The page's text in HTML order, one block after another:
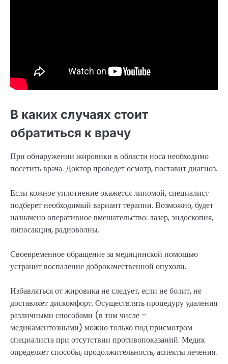
В каких случаях стоит
обратиться к врачу
При обнаружении жировики в области носа необходимо
посетить врача. Доктор проведет осмотр, поставит диагноз.
Если кожное уплотнение окажется липомой, специалист
подберет необходимый вариант терапии. Возможно, будет
назначено оперативное вмешательство: лазер, эндоскопия,
липосакция, радиоволны.
Своевременное обращение за медицинской помощью
устранит воспаление доброкачественной опухоли.
Избавляться от жировика не следует, если не болит, не
доставляет дискомфорт. Осуществлять процедуру удаления
различными способами (в том числе –
медикаментозными) можно только под присмотром
специалиста при отсутствии противопоказаний. Медик
определяет способы, продолжительность, аспекты лечения.